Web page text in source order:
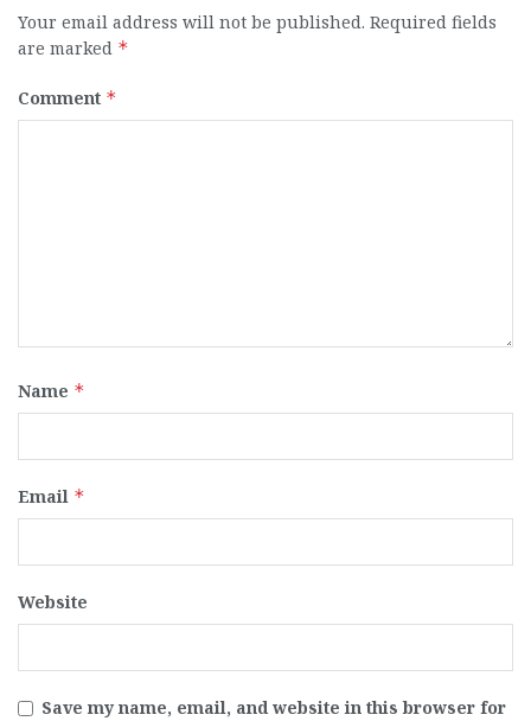
Your email address will not be published. Required fields
are marked *
Comment *
Name *
Email *
Website
Save my name, email, and website in this browser for